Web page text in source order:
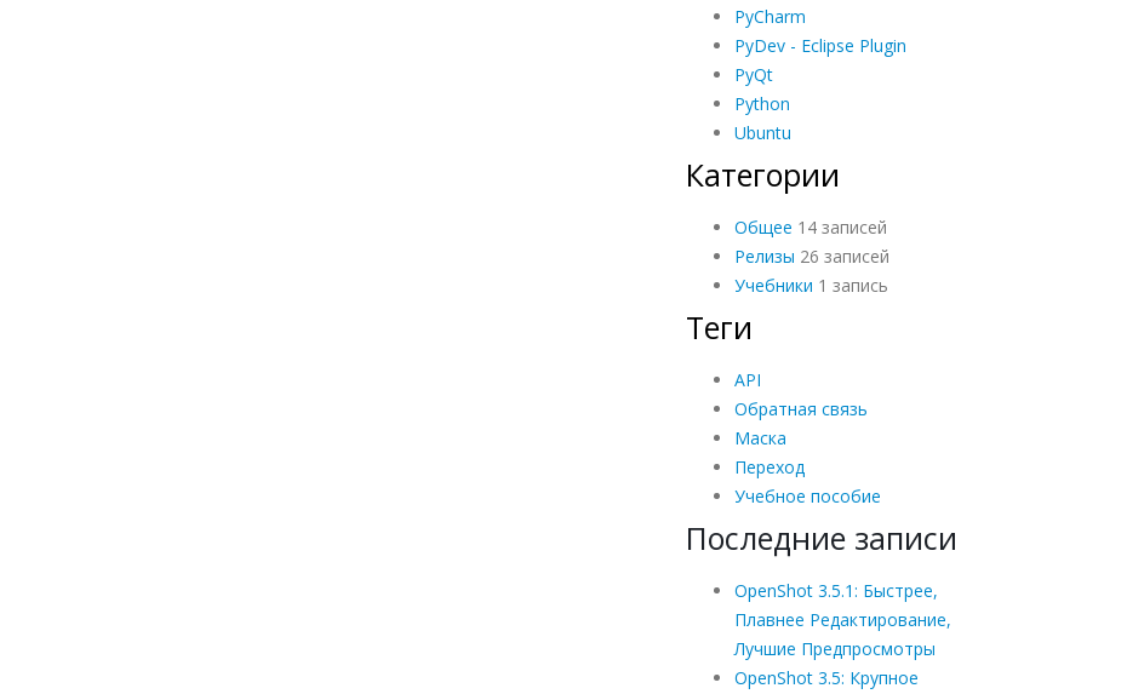
PyCharm
PyDev - Eclipse Plugin
PyQt
Python
Ubuntu
Категории
Общее 14 записей
Релизы 26 записей
Учебники 1 запись
Теги
API
Обратная связь
Маска
Переход
Учебное пособие
Последние записи
OpenShot 3.5.1: Быстрее,
Плавнее Редактирование,
Лучшие Предпросмотры
OpenShot 3.5: Крупное